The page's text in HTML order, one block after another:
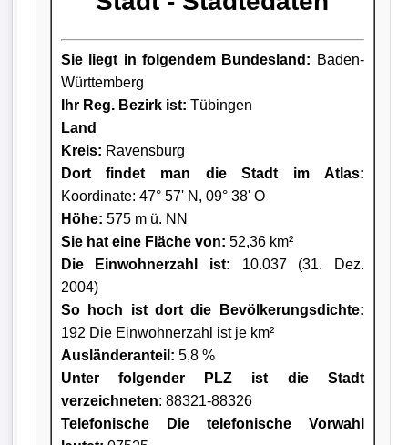
Sie liegt in folgendem Bundesland: Baden-
Württemberg
Ihr Reg. Bezirk ist: Tübingen
Land
Kreis: Ravensburg
Dort findet man die Stadt im Atlas:
Koordinate: 47° 57' N, 09° 38' O
Höhe: 575 m ü. NN
Sie hat eine Fläche von: 52,36 km²
Die Einwohnerzahl ist: 10.037 (31. Dez.
2004)
So hoch ist dort die Bevölkerungsdichte:
192 Die Einwohnerzahl ist je km²
Ausländeranteil: 5,8 %
Unter folgender PLZ ist die Stadt
verzeichneten: 88321-88326
Telefonische Die telefonische Vorwahl